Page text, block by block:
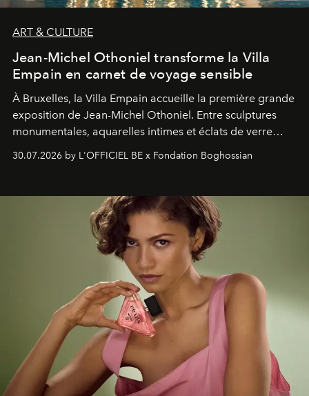
ART & CULTURE
Jean-Michel Othoniel transforme la Villa
Empain en carnet de voyage sensible
À Bruxelles, la Villa Empain accueille la première grande
exposition de Jean-Michel Othoniel. Entre sculptures
monumentales, aquarelles intimes et éclats de verre
soufflé, l’artiste français compose un itinéraire
émotionnel où chaque œuvre devient le souvenir
émerveillement.
30.07.2026 by L'OFFICIEL BE x Fondation Boghossian